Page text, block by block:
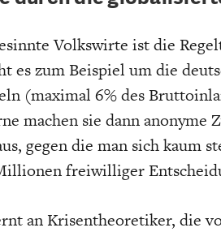
Volkswirte ist die
es zum Beispiel um die
(maximal 6% des
machen sie dann anonyme
gegen die man sich kaum
freiwilliger
an Krisentheoretiker, die